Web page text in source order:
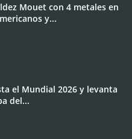
Mouet con 4 metales en
y...
el Mundial 2026 y levanta
del...